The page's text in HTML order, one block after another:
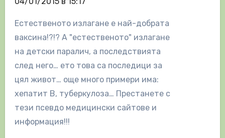
Естественото излагане е най-добрата
ваксина!?!? А "естественото" излагане
на детски паралич, а последствията
след него… ето това са последици за
цял живот… още много примери има:
хепатит B, туберкулоза… Престанете с
тези псевдо медицински сайтове и
информация!!!